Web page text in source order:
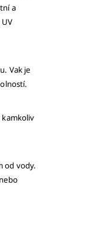
a
Vak je
od vody.